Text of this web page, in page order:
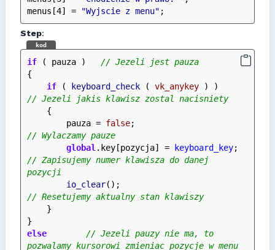
menus[4] =
"Wyjscie z menu" ;
Step:
kod
if ( pauza ) // Jezeli jest pauza
{
if ( keyboard_check ( vk_anykey
// Jezeli jakis klawisz zostal nacisniety
{
pauza = false
// Wylaczamy pauze
global .key[pozycja] = keyboard_key
// Zapisujemy numer klawisza do danej
pozycji
io_clear
// Resetujemy aktualny stan klawiszy
}
}
else
// Jezeli pauzy nie ma, to